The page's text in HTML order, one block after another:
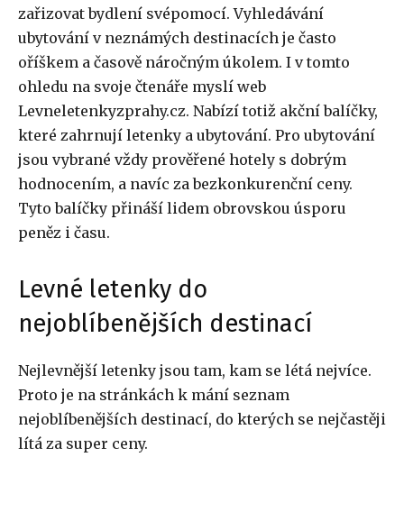
zařizovat bydlení svépomocí. Vyhledávání
ubytování v neznámých destinacích je často
oříškem a časově náročným úkolem. I v tomto
ohledu na svoje čtenáře myslí web
Levneletenkyzprahy.cz. Nabízí totiž akční balíčky,
které zahrnují letenky a ubytování. Pro ubytování
jsou vybrané vždy prověřené hotely s dobrým
hodnocením, a navíc za bezkonkurenční ceny.
Tyto balíčky přináší lidem obrovskou úsporu
peněz i času.
Levné letenky do
nejoblíbenějších destinací
Nejlevnější letenky jsou tam, kam se létá nejvíce.
Proto je na stránkách k mání seznam
nejoblíbenějších destinací, do kterých se nejčastěji
lítá za super ceny.